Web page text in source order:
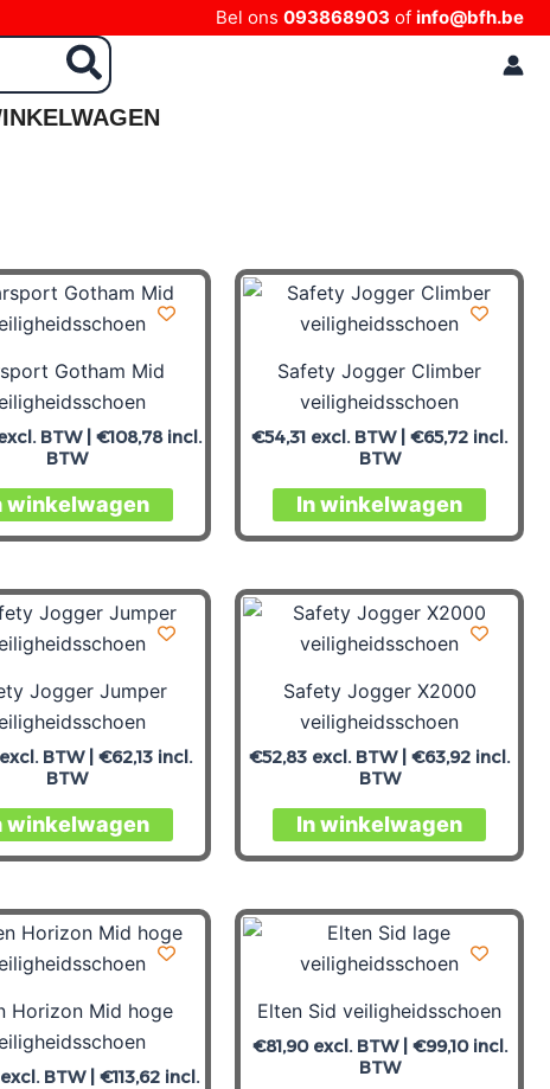
Bel ons 093868903 of info@bfh.be
Gotham Mid
BTW | €108,78incl.
BTW
winkelwagen
Safety Jogger Climber
veiligheidsschoen
€54,31 excl. BTW | €65,72 incl.
BTW
In winkelwagen
Jogger Jumper
BTW | €62,13incl.
BTW
winkelwagen
Safety Jogger X2000
veiligheidsschoen
€52,83 excl. BTW | €63,92 incl.
BTW
In winkelwagen
Horizon Mid hoge
BTW | €113,62incl.
Elten Sid veiligheidsschoen
€81,90excl. BTW | €99,10incl.
BTW